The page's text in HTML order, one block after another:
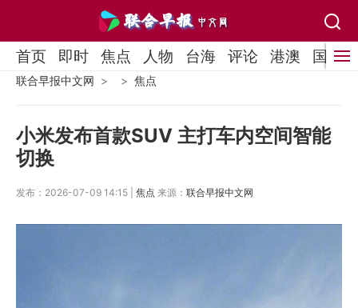
首页 即时 焦点 人物 台海 评论 港澳 国际
联合早报中文网 焦点
小米发布首款SUV 主打车内空间智能
切换
发布：2026-07-09 14:15 | 焦点 来源： 联合早报中文网